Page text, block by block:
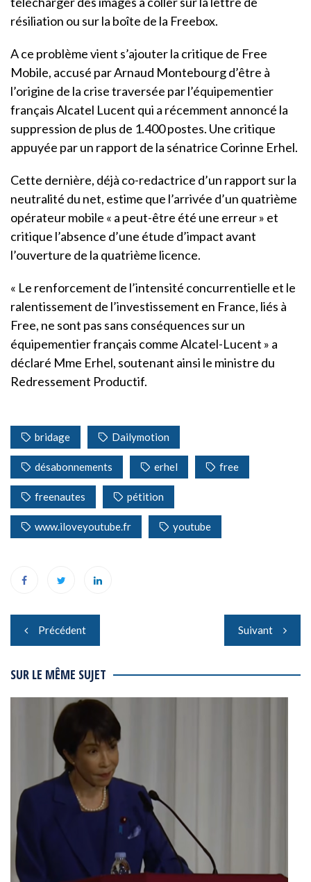
résiliation ou sur la boîte de la Freebox.
A ce problème vient s’ajouter la critique de Free
Mobile, accusé par Arnaud Montebourg d’être à
l’origine de la crise traversée par l’équipementier
français Alcatel Lucent qui a récemment annoncé la
suppression de plus de 1.400 postes. Une critique
appuyée par un rapport de la sénatrice Corinne Erhel.
Cette dernière, déjà co-redactrice d’un rapport sur la
neutralité du net, estime que l’arrivée d’un quatrième
opérateur mobile « a peut-être été une erreur » et
critique l’absence d’une étude d’impact avant
l’ouverture de la quatrième licence.
« Le renforcement de l’intensité concurrentielle et le
ralentissement de l’investissement en France, liés à
Free, ne sont pas sans conséquences sur un
équipementier français comme Alcatel-Lucent » a
déclaré Mme Erhel, soutenant ainsi le ministre du
Redressement Productif.
bridage Dailymotion
désabonnements erhel free
freenautes pétition
www.iloveyoutube.fr youtube
Navigation
de
l’article
Précédent Suivant
SUR LE MÊME SUJET